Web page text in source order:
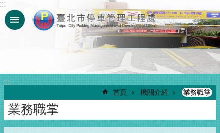
跳到主要內容區塊
:::
:::
首頁 機關介紹 業務職掌
業務職掌